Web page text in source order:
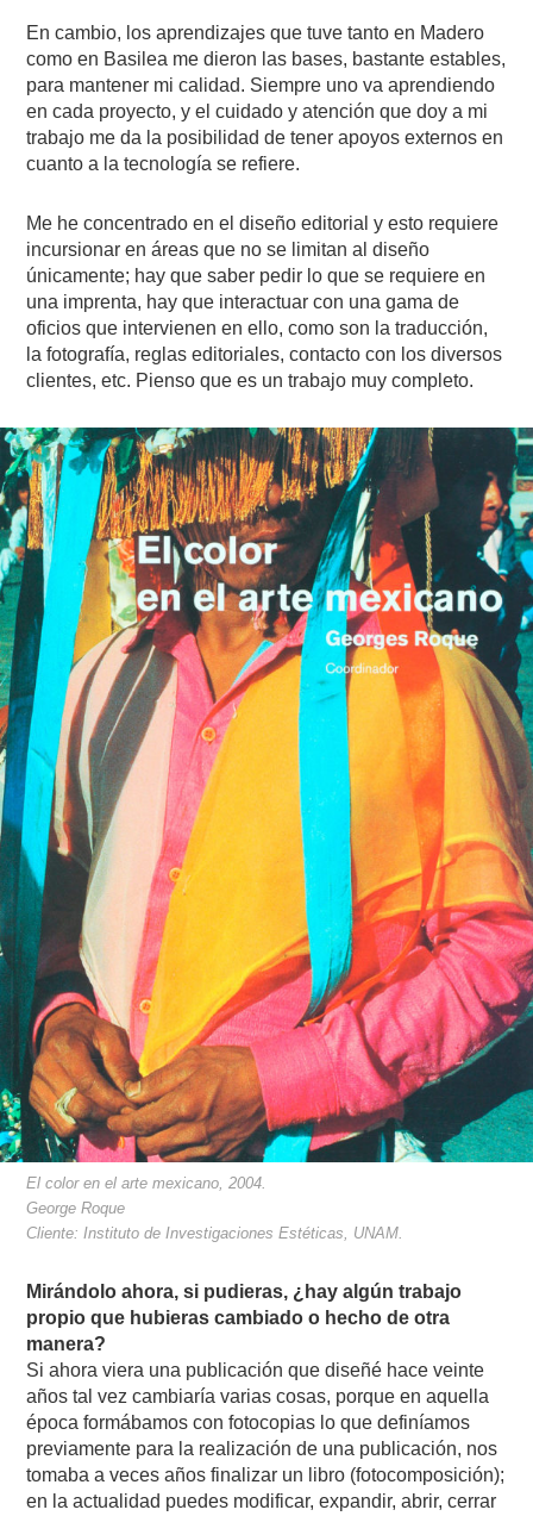
En cambio, los aprendizajes que tuve tanto en Madero
como en Basilea me dieron las bases, bastante estables,
para mantener mi calidad. Siempre uno va aprendiendo
en cada proyecto, y el cuidado y atención que doy a mi
trabajo me da la posibilidad de tener apoyos externos en
cuanto a la tecnología se refiere.
Me he concentrado en el diseño editorial y esto requiere
incursionar en áreas que no se limitan al diseño
únicamente; hay que saber pedir lo que se requiere en
una imprenta, hay que interactuar con una gama de
oficios que intervienen en ello, como son la traducción,
la fotografía, reglas editoriales, contacto con los diversos
clientes, etc. Pienso que es un trabajo muy completo.
El color en el arte mexicano, 2004.
George Roque
Cliente: Instituto de Investigaciones Estéticas, UNAM.
Mirándolo ahora, si pudieras, ¿hay algún trabajo
propio que hubieras cambiado o hecho de otra
manera?
Si ahora viera una publicación que diseñé hace veinte
años tal vez cambiaría varias cosas, porque en aquella
época formábamos con fotocopias lo que definíamos
previamente para la realización de una publicación, nos
tomaba a veces años finalizar un libro (fotocomposición);
en la actualidad puedes modificar, expandir, abrir, cerrar